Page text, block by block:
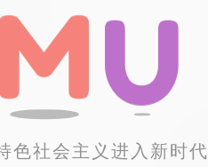
U
色社会主义 进入 新时代